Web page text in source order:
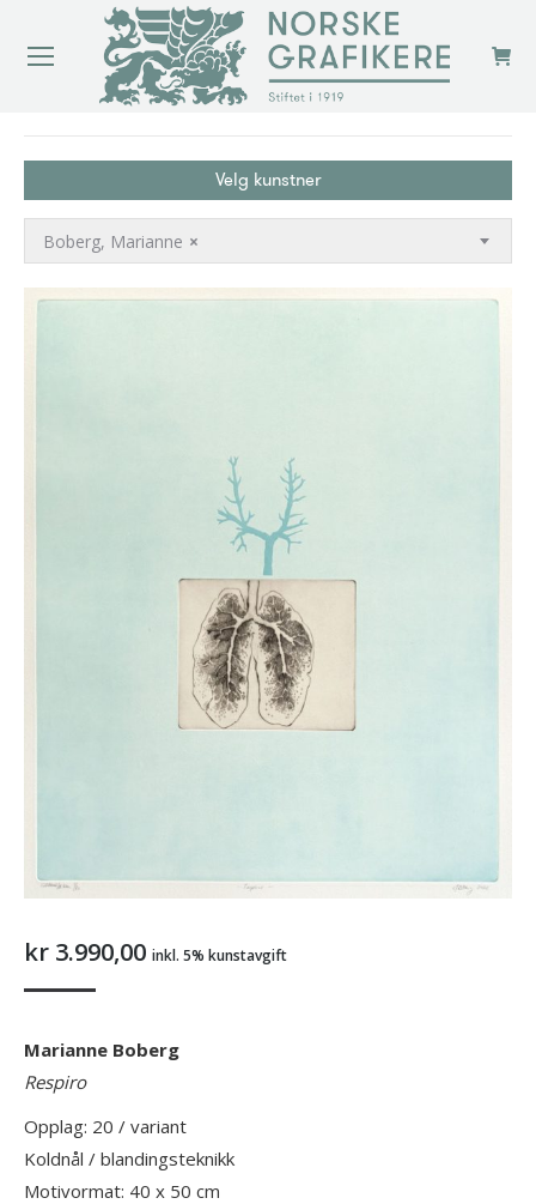
Velg kunstner
×
Boberg, Marianne
kr 3.990,00 inkl. 5% kunstavgift
Marianne Boberg
Respiro
Opplag: 20 / variant
Koldnål / blandingsteknikk
Motivormat: 40 x 50 cm